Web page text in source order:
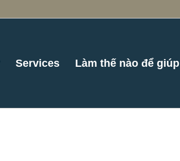
Services Làm thế nào để giúp